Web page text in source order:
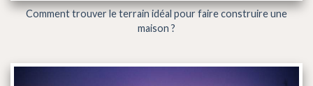
Comment trouver le terrain idéal pour faire construire une
maison ?